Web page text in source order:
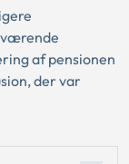
af pensionen
der var